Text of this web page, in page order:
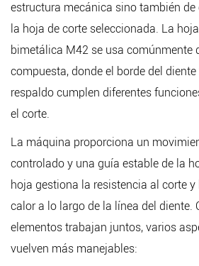
estructura mecánica sino también
la hoja de corte seleccionada. La
bimetálica M42 se usa comúnmente
compuesta, donde el borde del
respaldo cumplen diferentes
el corte.
La máquina proporciona un
controlado y una guía estable de la
hoja gestiona la resistencia al corte y
calor a lo largo de la línea del diente.
elementos trabajan juntos, varios
vuelven más manejables: